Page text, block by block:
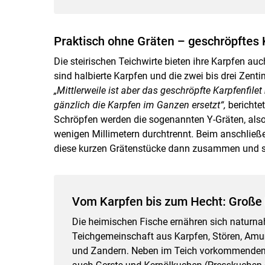
Praktisch ohne Gräten –
Die steirischen Teichwirte bieten ihre Karpfen
sind halbierte Karpfen und die zwei bis drei
„Mittlerweile ist aber das geschröpfte
gänzlich die Karpfen im Ganzen ersetzt“,
Schröpfen werden die sogenannten Y-Gräten,
wenigen Millimetern durchtrennt. Beim
diese kurzen Grätenstücke dann zusammen
Vom Karpfen bis zum Hecht:
Die heimischen Fische ernähren sich
Teichgemeinschaft aus Karpfen, Stören,
und Zandern. Neben im Teich